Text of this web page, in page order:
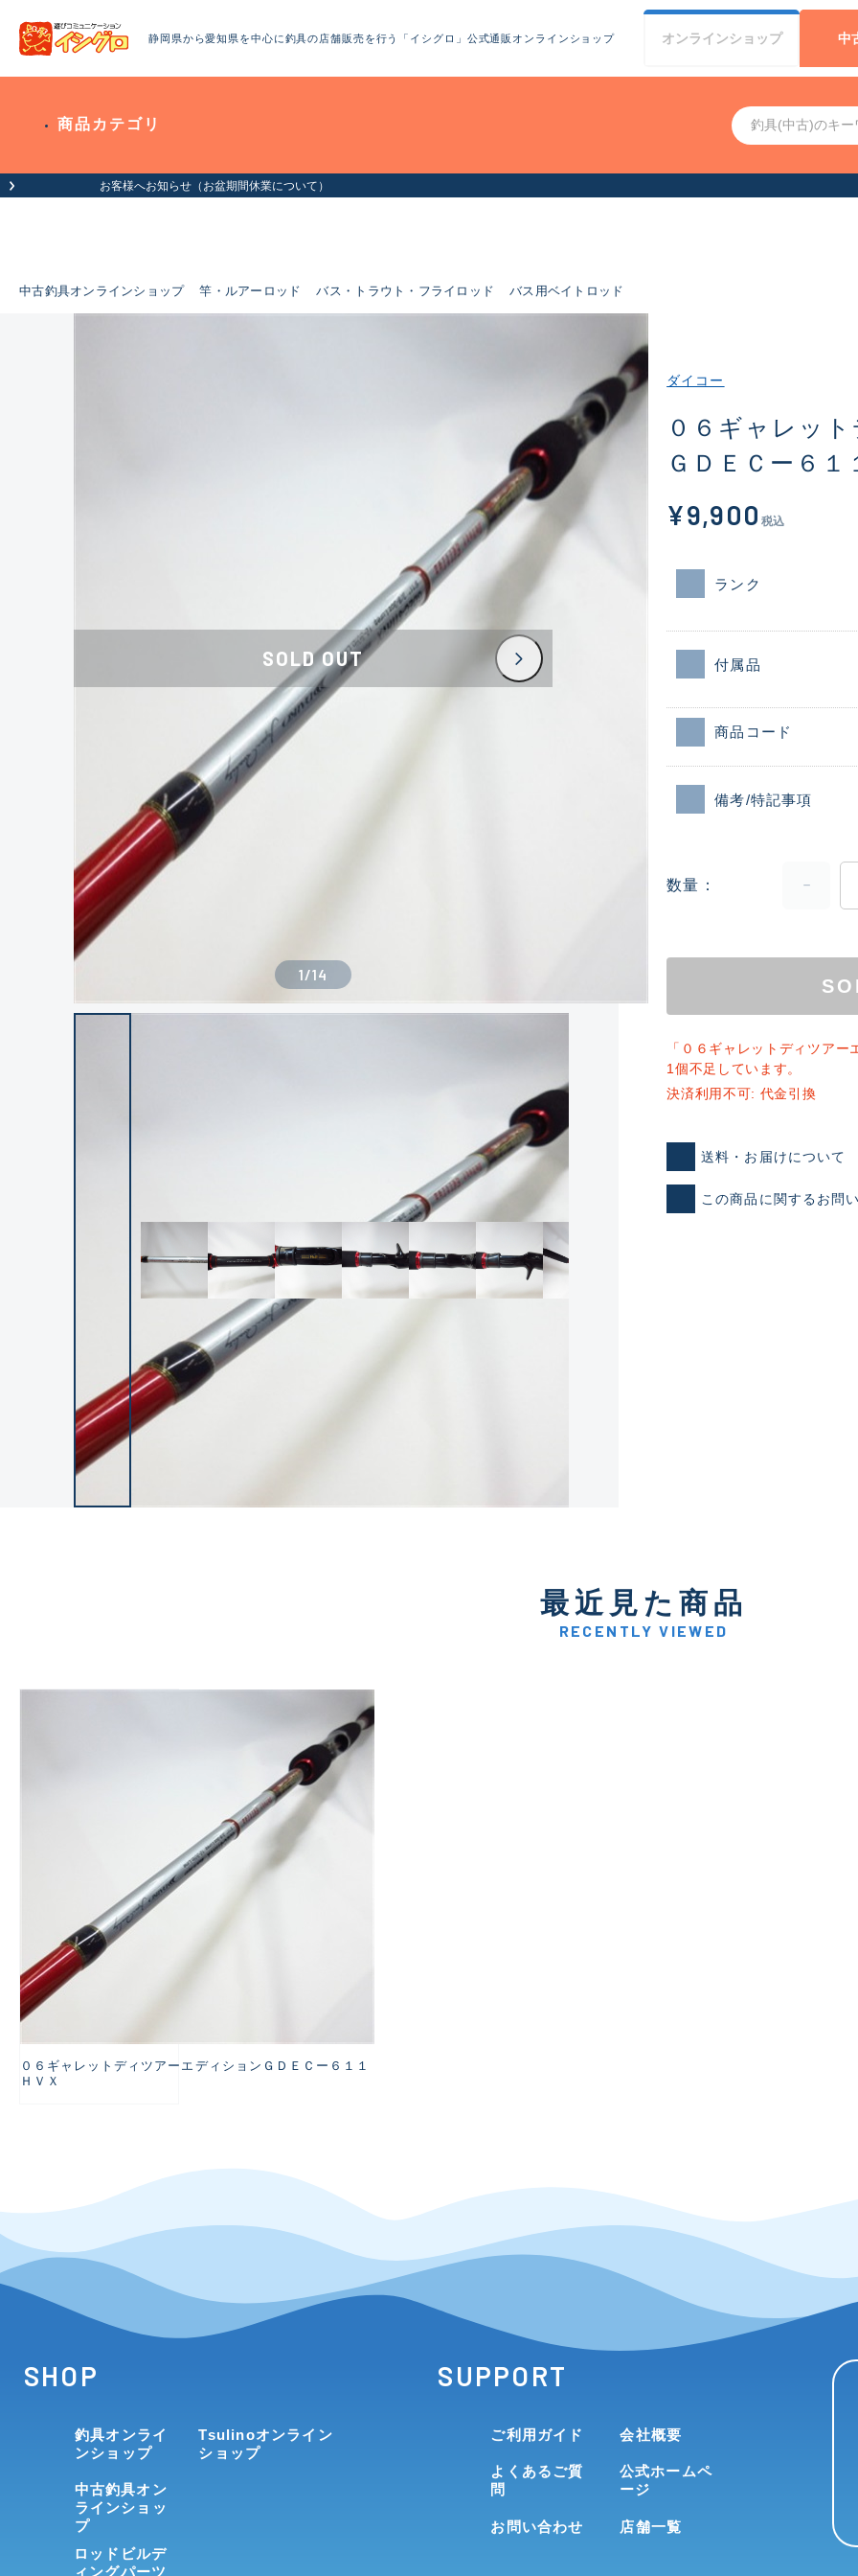
静岡県から愛知県を中心に釣具の店舗販売を行う「イシグロ」公式通販オンラインショップ オンラインショップ 中
商品カテゴリ
中古釣具オンラインショップ 竿・ルアーロッド バス・トラウト・フライロッド バス用ベイトロッド
ランクとは？
悪
新古品（メーカー問屋から
品）
※店頭展示時の置き傷が付いて
C-
かなり使用感があり、全体
い品
SOLD OUT
1/14
ダイコー
０６ギャレッ
ＧＤＥＣー６１
¥9,900 税込
ランク
付属品
商品コード
備考/特記事項
数量
「０６ギャレットディツア
1個不足しています。
決済利用不可: 代金引換
送料・お届けについて
この商品に関するお問
最近見た商品
RECENTLY VIEWED
０６ギャレットディツアーエディションＧＤＥＣー６１１
ＨＶＸ
SHOP
釣具オンライ
ンショップ
中古釣具オン
ラインショッ
プ
ロッドビルデ
ィングパーツ
Tsulinoオンライン
ショップ
SUPPORT
ご利用ガイド
よくあるご質
問
お問い合わせ
会社概要
公式ホームペ
ージ
店舗一覧